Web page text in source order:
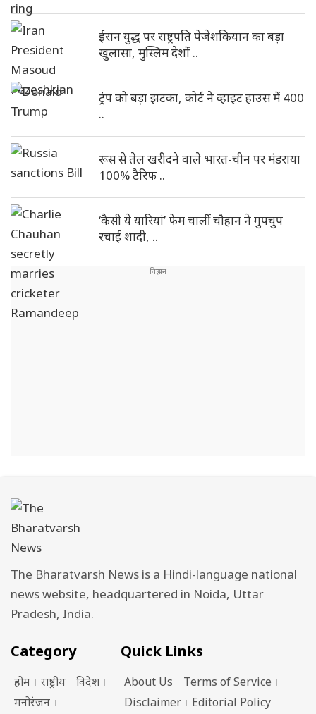
ईरान युद्ध पर राष्ट्रपति पेजेशकियान का बड़ा
खुलासा, मुस्लिम देशों ..
ट्रंप को बड़ा झटका, कोर्ट ने व्हाइट हाउस में 400
..
रूस से तेल खरीदने वाले भारत-चीन पर मंडराया
100% टैरिफ ..
‘कैसी ये यारियां’ फेम चार्ली चौहान ने गुपचुप
रचाई शादी, ..
The Bharatvarsh News is a Hindi-language national
news website, headquartered in Noida, Uttar
Pradesh, India.
Category
होम राष्ट्रीय
विदेश
मनोरंजन
Quick Links
About Us
Terms of Service
Disclaimer
Editorial Policy